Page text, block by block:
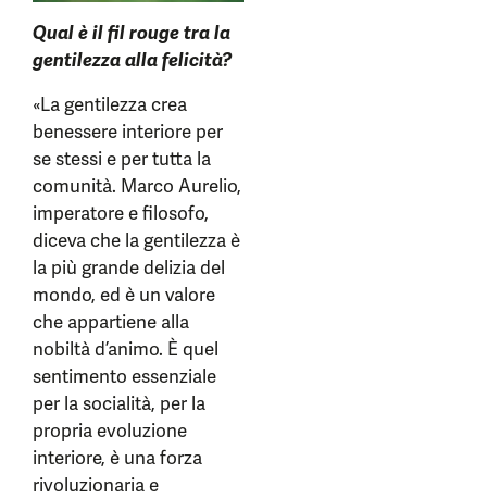
Qual è il fil rouge tra la
gentilezza alla felicità?
«La gentilezza crea
benessere interiore per
se stessi e per tutta la
comunità. Marco Aurelio,
imperatore e filosofo,
diceva che la gentilezza è
la più grande delizia del
mondo, ed è un valore
che appartiene alla
nobiltà d’animo. È quel
sentimento essenziale
per la socialità, per la
propria evoluzione
interiore, è una forza
rivoluzionaria e